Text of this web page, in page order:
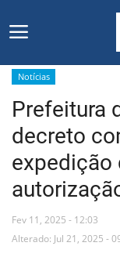
Início
Editais
Floriano
Secretarias e
Notícias
Prefeitura
decreto
expedição
Fev 11, 2025 - 12:03
Alterado: Jul 21, 2025 -